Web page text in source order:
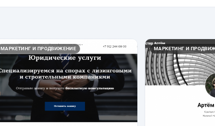
МАРКЕТИНГ И ПРОДВИЖЕНИЕ МАРКЕТИНГ И